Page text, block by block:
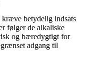
kræve betydelig indsats
følger de alkaliske
og bæredygtigt for
adgang til